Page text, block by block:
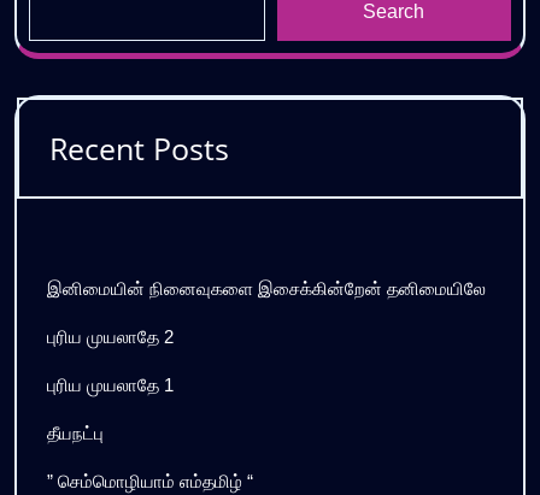
Search
Recent Posts
இனிமையின் நினைவுகளை இசைக்கின்றேன் தனிமையிலே
புரிய முயலாதே 2
புரிய முயலாதே 1
தீயநட்பு
” செம்மொழியாம் எம்தமிழ் “